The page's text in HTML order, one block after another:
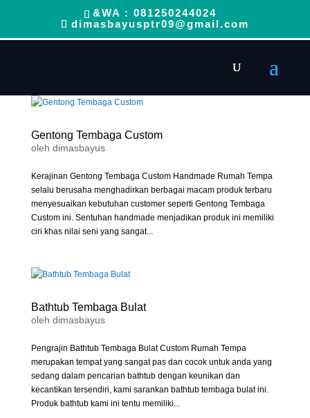
&WA : 081250244024
dimasbayusptr09@gmail.com
Gentong Tembaga Custom
oleh dimasbayus
Kerajinan Gentong Tembaga Custom Handmade Rumah Tempa
selalu berusaha menghadirkan berbagai macam produk terbaru
menyesuaikan kebutuhan customer seperti Gentong Tembaga
Custom ini. Sentuhan handmade menjadikan produk ini memiliki
ciri khas nilai seni yang sangat...
Bathtub Tembaga Bulat
oleh dimasbayus
Pengrajin Bathtub Tembaga Bulat Custom Rumah Tempa
merupakan tempat yang sangat pas dan cocok untuk anda yang
sedang dalam pencarian bathtub dengan keunikan dan
kecantikan tersendiri, kami sarankan bathtub tembaga bulat ini.
Produk bathtub kami ini tentu memiliki...